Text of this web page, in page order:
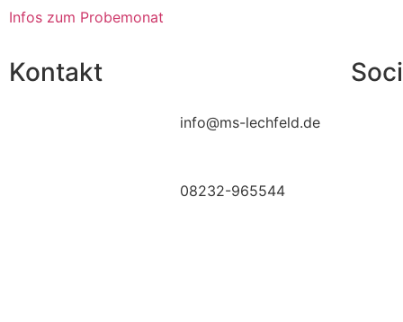
Infos zum Probemonat
Kontakt
info@ms-lechfeld.de
08232-965544